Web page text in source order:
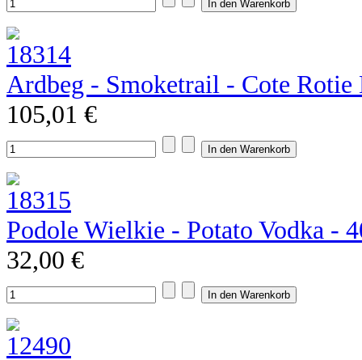
Ardbeg - Smoketrail - Cote
105,01 €
Podole Wielkie - Potato Vodka -
32,00 €